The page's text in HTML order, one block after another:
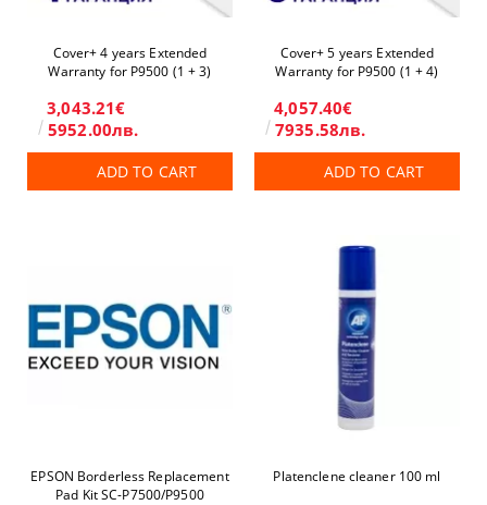
Cover+ 4 years Extended
Warranty for P9500 (1 + 3)
3,043.21€
5952.00лв.
ADD TO CART
Cover+ 5 years Extended
Warranty for P9500 (1 + 4)
4,057.40€
7935.58лв.
ADD TO CART
EPSON Borderless Replacement
Pad Kit SC-P7500/P9500
Platenclene cleaner 100 ml